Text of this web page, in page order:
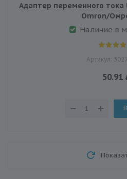
Адаптер переменного тока
Omron/
Наличие в
Артикул:
50.91